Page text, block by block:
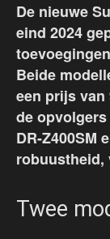
De nieuwe
eind 2024
Beide
een prijs van
de opvolgers
DR-Z400SM
robuustheid,
Twee